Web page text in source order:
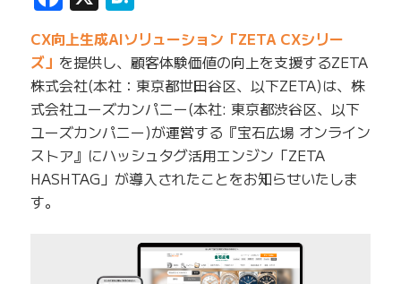
CX向上生成AIソリューション「ZETA CXシリー
ズ」 を提供し、顧客体験価値の向上を支援するZETA
株式会社(本社：東京都世田谷区、以下ZETA)は、株
式会社ユーズカンパニー(本社: 東京都渋谷区、以下
ユーズカンパニー)が運営する『宝石広場 オンライン
ストア』にハッシュタグ活用エンジン「ZETA
HASHTAG」が導入されたことをお知らせいたしま
す。